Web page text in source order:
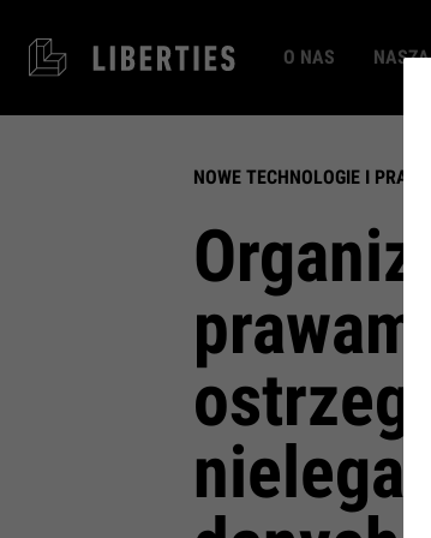
O NAS
NOWE TECHNOLOGIE I